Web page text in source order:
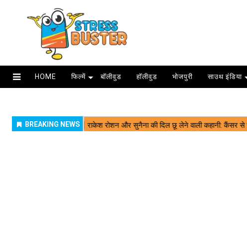
HOME फिल्में बॉलीवुड हॉलीवुड भोजपुरी साउथ इंडिया